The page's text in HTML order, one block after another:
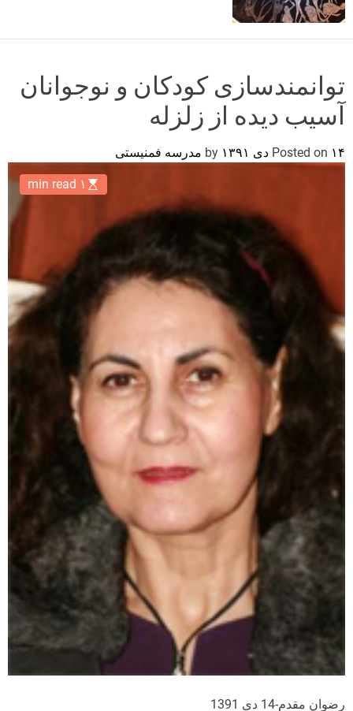
d
e
توانمندسازی کودکان و نوجوانان
آسیب دیده از زلزله
Posted on ۱۴ دی ۱۳۹۱ مدرسه فمنیستی
۱ min read
رضوان مقدم-14 دی 1391